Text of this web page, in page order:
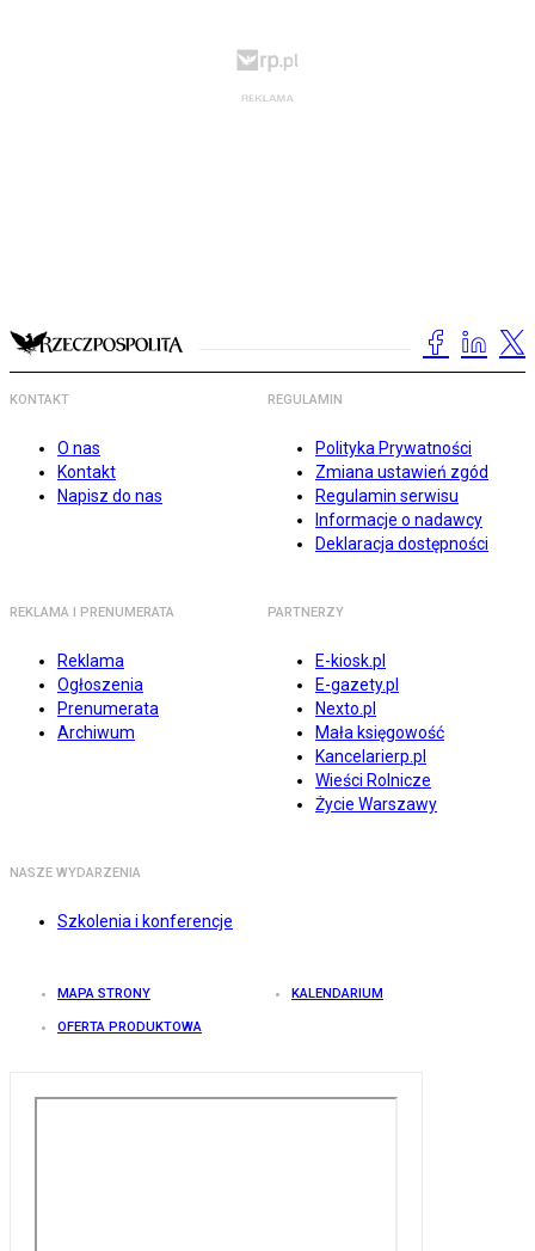
KONTAKT
O nas
Kontakt
Napisz do nas
REGULAMIN
Polityka Prywatności
Zmiana ustawień zgód
Regulamin serwisu
Informacje o nadawcy
Deklaracja dostępności
REKLAMA I PRENUMERATA
Reklama
Ogłoszenia
Prenumerata
Archiwum
PARTNERZY
E-kiosk.pl
E-gazety.pl
Nexto.pl
Mała księgowość
Kancelarierp.pl
Wieści Rolnicze
Życie Warszawy
NASZE WYDARZENIA
Szkolenia i konferencje
MAPA STRONY KALENDARIUM
OFERTA PRODUKTOWA